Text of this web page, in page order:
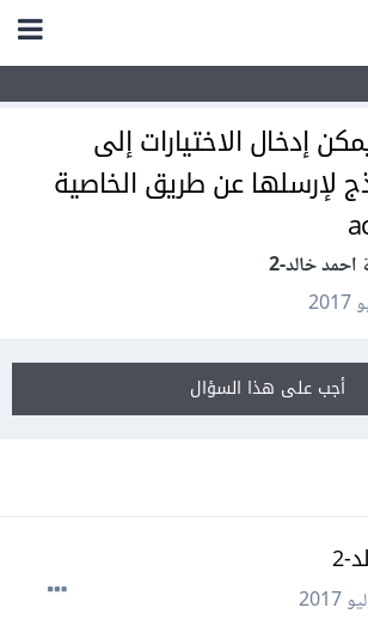
إدخال الاختيارات إلى
لإرسلها عن طريق الخاصية
خالد-2
أجب على هذا السؤال
2